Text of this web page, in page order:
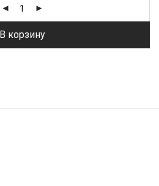
В корзину